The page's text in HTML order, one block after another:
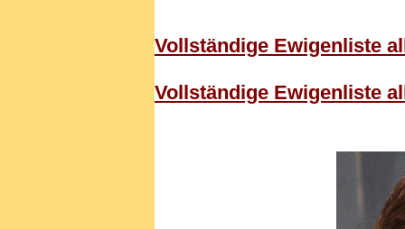
Vollständige Ewigenliste
Vollständige Ewigenliste